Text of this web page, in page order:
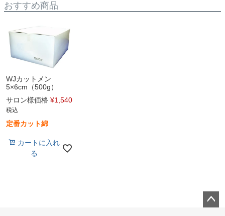
おすすめ商品
WJカットメン
5×6cm（500g）
サロン様価格 ¥1,540
税込
定番カット綿
カートに入れ
る